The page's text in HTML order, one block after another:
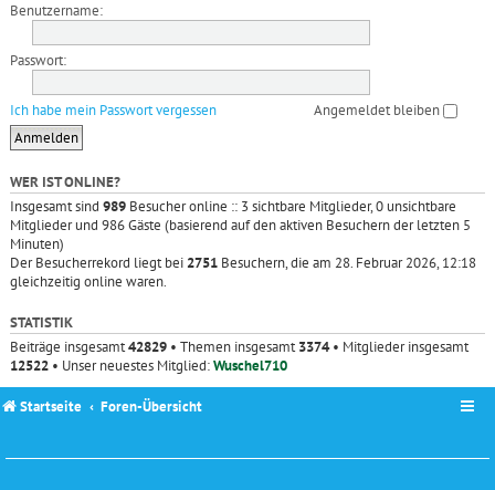
Benutzername:
Passwort:
Ich habe mein Passwort vergessen Angemeldet bleiben
WER IST ONLINE?
Insgesamt sind 989 Besucher online :: 3 sichtbare Mitglieder, 0 unsichtbare
Mitglieder und 986 Gäste (basierend auf den aktiven Besuchern der letzten 5
Minuten)
Der Besucherrekord liegt bei 2751 Besuchern, die am 28. Februar 2026, 12:18
gleichzeitig online waren.
STATISTIK
Beiträge insgesamt42829 • Themen insgesamt3374• Mitglieder insgesamt
12522 • Unser neuestes Mitglied:Wuschel710
Startseite Foren-Übersicht